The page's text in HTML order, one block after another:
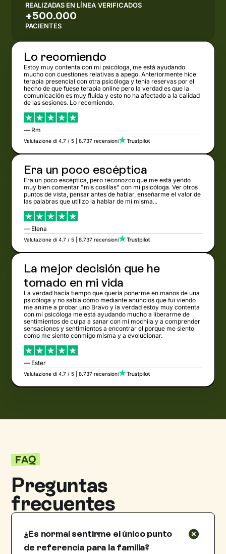
REALIZADAS EN LÍNEA VERIFICADOS
+500.000
PACIENTES
Lo recomiendo
Estoy muy contenta con mi psicóloga, me está ayudando
mucho con cuestiones relativas a apego. Anteriormente hice
terapia presencial con otra psicóloga y tenia reservas por el
hecho de que fuese terapia online pero la verdad es que la
comunicación es muy fluida y esto no ha afectado a la calidad
de las sesiones. Lo recomiendo.
— Rm
Valutazione di 4.7 / 5 | 8.737 recensioni
Era un poco escéptica
Era un poco escéptica, pero reconozco que me está yendo
muy bien comentar "mis cosillas" con mi psicóloga. Ver otros
puntos de vista, pensar antes de hablar, enseñarme el valor de
las palabras que utilizo la hablar de mí misma...
— Elena
Valutazione di 4.7 / 5 | 8.737 recensioni
La mejor decisión que he
tomado en mi vida
La verdad hacía tiempo que quería ponerme en manos de una
psicóloga y no sabía cómo mediante anuncios que fui viendo
me anime a probar uno Bravo y la verdad estoy muy contenta
con mi psicóloga me está ayudando mucho a liberarme de
sentimientos de culpa a sanar con mi mochila y a comprender
sensaciones y sentimientos a encontrar el porque me siento
como me siento conmigo misma y a evolucionar.
— Ester
Valutazione di 4.7 / 5 | 8.737 recensioni
FAQ
Preguntas
frecuentes
¿Es normal sentirme el único punto
de referencia para la familia?